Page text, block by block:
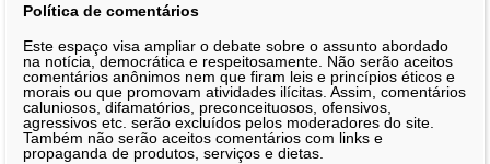
Política de comentários
Este espaço visa ampliar o debate sobre o assunto abordado
na notícia, democrática e respeitosamente. Não serão aceitos
comentários anônimos nem que firam leis e princípios éticos e
morais ou que promovam atividades ilícitas. Assim, comentários
caluniosos, difamatórios, preconceituosos, ofensivos,
agressivos etc. serão excluídos pelos moderadores do site.
Também não serão aceitos comentários com links e
propaganda de produtos, serviços e dietas.